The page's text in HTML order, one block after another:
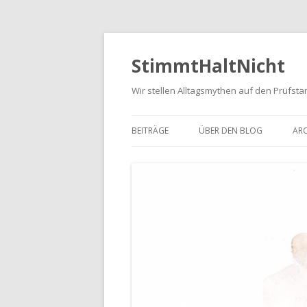
StimmtHaltNicht
Wir stellen Alltagsmythen auf den
BEITRÄGE ÜBER DEN BLOG